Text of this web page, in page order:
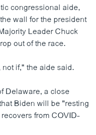
congressional aide,
wall for the president
Leader Chuck
out of the race.
if," the aide said.
Delaware, a close
Biden will be "resting
from COVID-